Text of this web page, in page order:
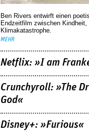
Ben Rivers entwirft einen
Endzeitfilm zwischen Kindheit,
Klimakatastrophe.
MEHR
Netflix: »I am
Crunchyroll: »The
God«
Disney+: »Furious«